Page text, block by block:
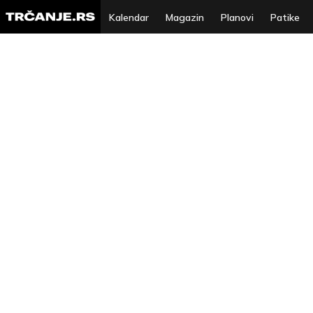
Kalendar Magazin Planovi Patike